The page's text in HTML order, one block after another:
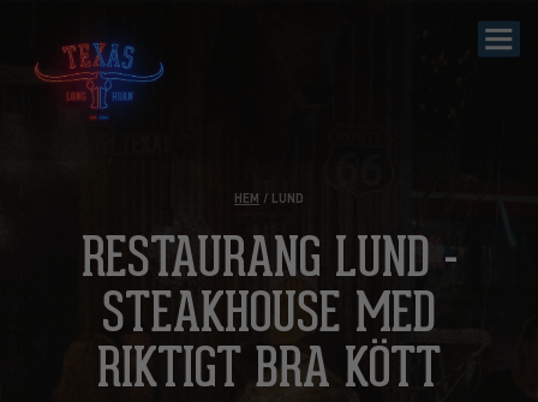
HEM / LUND
RESTAURANG LUND -
STEAKHOUSE MED
RIKTIGT BRA KÖTT